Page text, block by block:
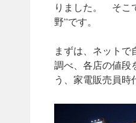
りました。 そこ
野”です。
まずは、ネット
調べ、各店の値段
う、家電販売員